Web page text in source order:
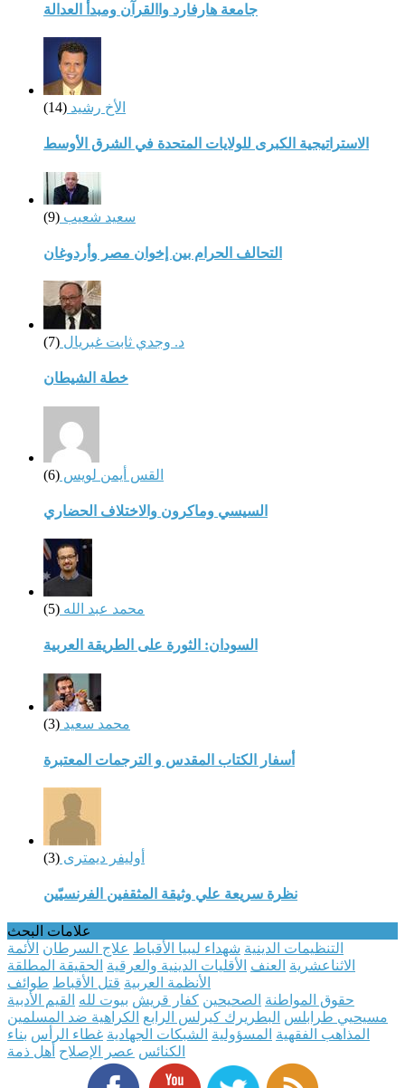
جامعة هارفارد واالقرآن ومبدأ العدالة
الأخ رشيد (14)
الاستراتيجية الكبرى للولايات المتحدة في الشرق الأوسط
سعيد شعيب (9)
التحالف الحرام بين إخوان مصر وأردوغان
د. وجدي ثابت غبريال (7)
خطة الشيطان
القس أيمن لويس (6)
السيسي وماكرون والاختلاف الحضاري
محمد عبد الله (5)
السودان: الثورة على الطريقة العربية
محمد سعيد (3)
أسفار الكتاب المقدس و الترجمات المعتبرة
أوليفر ديمترى (3)
نظرة سريعة علي وثيقة المثقفين الفرنسيّين
علامات البحث
التنظيمات الدينية شهداء ليبيا الأقباط علاج السرطان الأئمة
الاثناعشرية العنف الأقليات الدينية والعرقية الحقيقة المطلقة
الأنظمة العربية قتل الأقباط طوائف
حقوق المواطنة الصحيحين كفار قريش بيوت لله القيم الأدبية
مسيحيي طرابلس البطريرك كيرلس الرابع الكراهية ضد المسلمين
المذاهب الفقهية المسؤولية الشبكات الجهادية غطاء الرأس بناء
الكنائس عصر الإصلاح أهل ذمة